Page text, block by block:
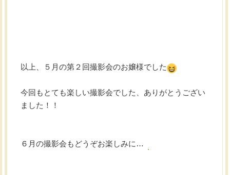
以上、５月の第２回撮影会のお嬢様でした
今回もとても楽しい撮影会でした、ありがとうござい
ました！！
６月の撮影会もどうぞお楽しみに…